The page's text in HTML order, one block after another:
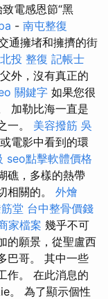
電感恩節“黑
- 南屯整復
通擁堵和擁擠的街
北投 整復 記帳士
外，沒有真正的
關鍵字 如果您很
加勒比海一直是
一。 美容撥筋 吳
電影中看到的環
seo點擊軟體價格
礁，多樣的熱帶
相關的。 外燴
堂 台中整骨價錢
家檔案 幾乎不可
的願景，從聖盧西
巴哥。 其中一些
作。 在此消息的
。 為了顯示個性